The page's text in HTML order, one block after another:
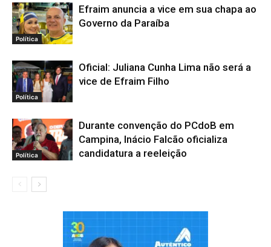
Política
Efraim anuncia a vice em sua chapa ao
Governo da Paraíba
Política
Oficial: Juliana Cunha Lima não será a
vice de Efraim Filho
Política
Durante convenção do PCdoB em
Campina, Inácio Falcão oficializa
candidatura a reeleição